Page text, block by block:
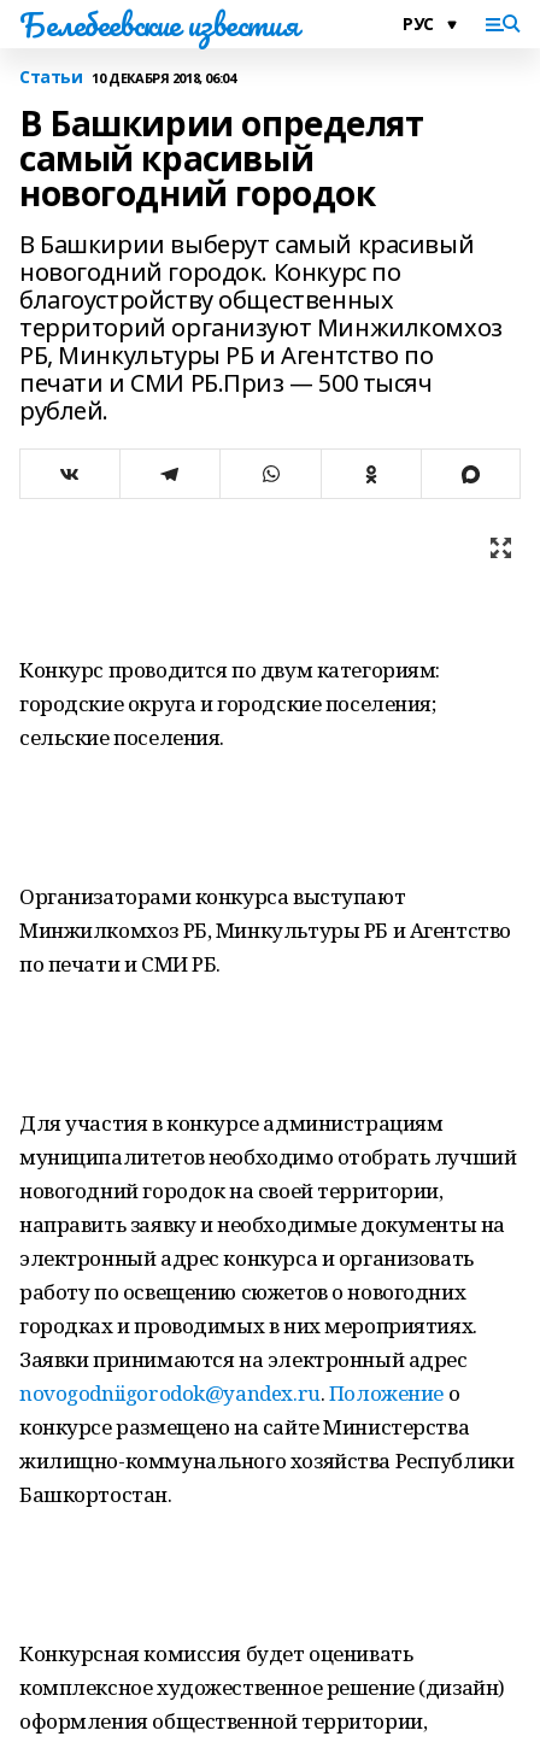
Белебеевские известия
Статьи 10 ДЕКАБРЯ 2018, 06:04
В Башкирии определят
самый красивый
новогодний городок
В Башкирии выберут самый красивый
новогодний городок. Конкурс по
благоустройству общественных
территорий организуют Минжилкомхоз
РБ, Минкультуры РБ и Агентство по
печати и СМИ РБ.Приз — 500 тысяч
рублей.
Конкурс проводится по двум категориям:
городские округа и городские поселения;
сельские поселения.
Организаторами конкурса выступают
Минжилкомхоз РБ, Минкультуры РБ и Агентство
по печати и СМИ РБ.
Для участия в конкурсе администрациям
муниципалитетов необходимо отобрать лучший
новогодний городок на своей территории,
направить заявку и необходимые документы на
электронный адрес конкурса и организовать
работу по освещению сюжетов о новогодних
городках и проводимых в них мероприятиях.
Заявки принимаются на электронный адрес
novogodniigorodok@yandex.ru.Положение о
конкурсе размещено на сайте Министерства
жилищно-коммунального хозяйства Республики
Башкортостан.
Конкурсная комиссия будет оценивать
комплексное художественное решение (дизайн)
оформления общественной территории,